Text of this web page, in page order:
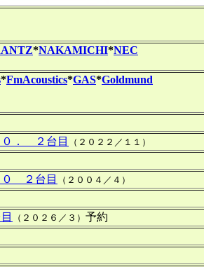
*NAKAMICHI*NEC
*FmAcoustics*GAS*Goldmund
０． ２台目 （２０２２／１１）
０ ２台目 （２００４／４）
（２０２６／３） 予約